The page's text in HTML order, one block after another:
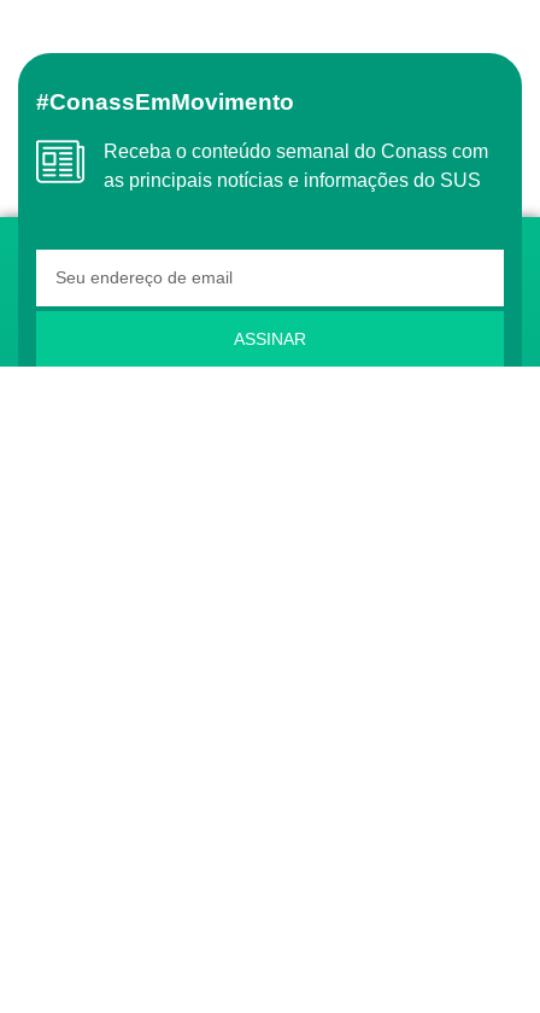
#ConassEmMovimento
Receba o conteúdo semanal do Conass com
as principais notícias e informações do SUS
ASSINAR